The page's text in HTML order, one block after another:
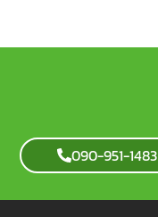
090-951-1483